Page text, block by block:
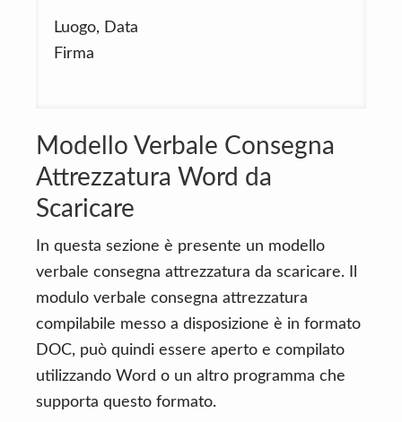
Luogo, Data
Firma
Modello Verbale Consegna
Attrezzatura Word da
Scaricare
In questa sezione è presente un modello
verbale consegna attrezzatura da scaricare. Il
modulo verbale consegna attrezzatura
compilabile messo a disposizione è in formato
DOC, può quindi essere aperto e compilato
utilizzando Word o un altro programma che
supporta questo formato.